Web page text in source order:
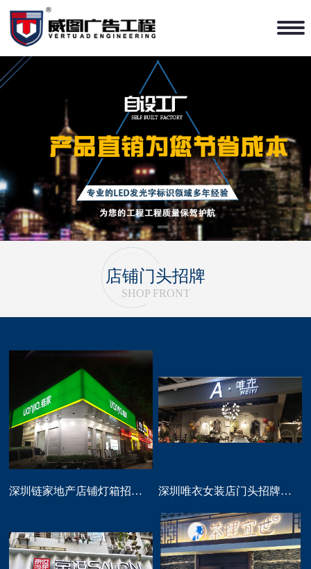
1 2 3 4
店铺门头招牌
SHOP FRONT
深圳链家地产店铺灯箱招牌定做 深圳唯衣女装店门头招牌设计制作